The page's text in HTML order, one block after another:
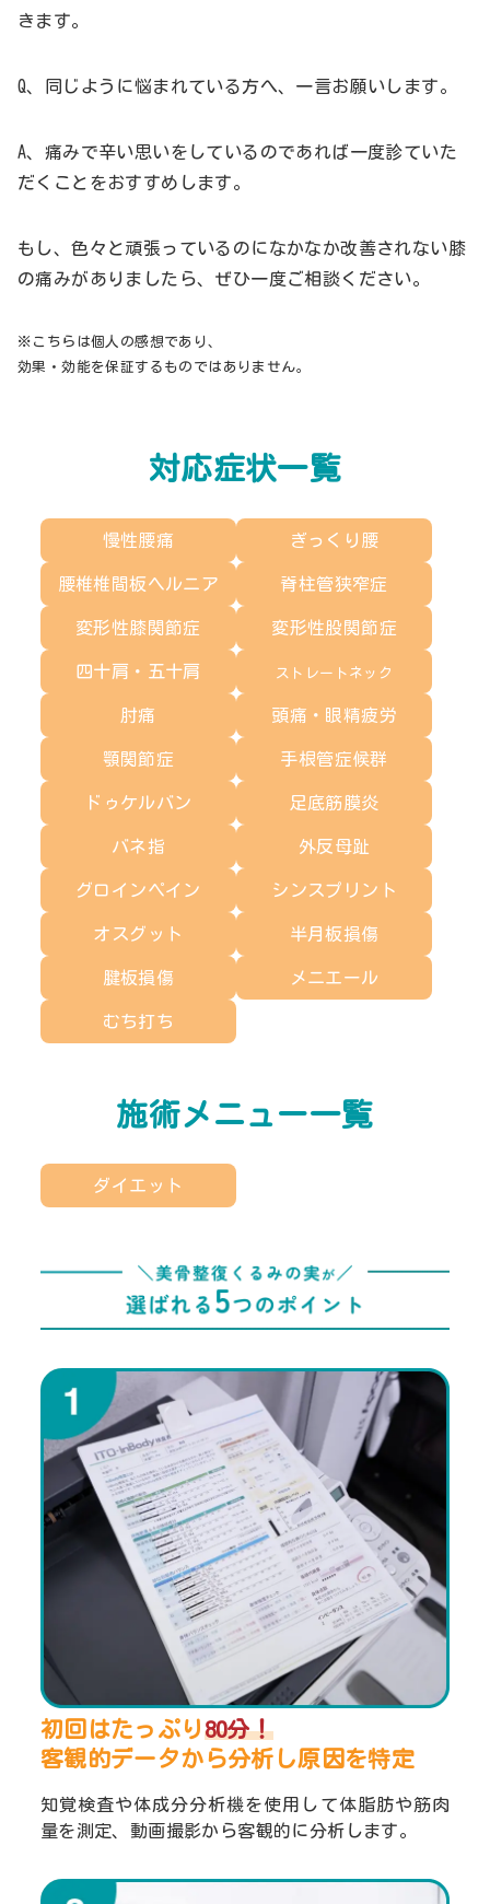
きます。
Q、同じように悩まれている方へ、一言お願いします。
A、痛みで辛い思いをしているのであれば一度診ていた
だくことをおすすめします。
もし、色々と頑張っているのになかなか改善されない膝
の痛みがありましたら、ぜひ一度ご相談ください。
※こちらは個人の感想であり、
効果・効能を保証するものではありません。
対応症状一覧
慢性腰痛 ぎっくり腰
腰椎椎間板ヘルニア 脊柱管狭窄症
変形性膝関節症 変形性股関節症
四十肩・五十肩 ストレートネック
肘痛 頭痛・眼精疲労
顎関節症 手根管症候群
ドゥケルバン 足底筋膜炎
バネ指 外反母趾
グロインペイン シンスプリント
オスグット 半月板損傷
腱板損傷 メニエール
むち打ち
施術メニュー一覧
ダイエット
初回はたっぷり 80分！
客観的データから分析し原因を特定
知覚検査や体成分分析機を使用して体脂肪や筋肉
量を測定、動画撮影から客観的に分析します。